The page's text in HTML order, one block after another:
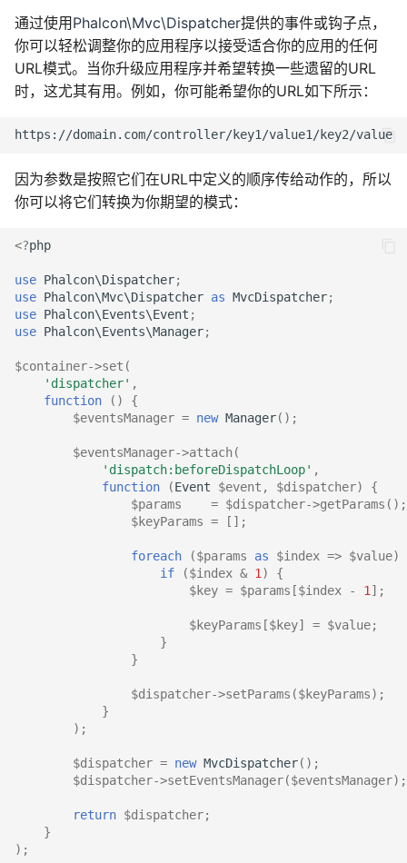
通过使用Phalcon\Mvc\Dispatcher提供的事件或钩子点，
你可以轻松调整你的应用程序以接受适合你的应用的任何
URL模式。当你升级应用程序并希望转换一些遗留的URL
时，这尤其有用。例如，你可能希望你的URL如下所示：
因为参数是按照它们在URL中定义的顺序传给动作的，所以
你可以将它们转换为你期望的模式：
<?php
use Phalcon\Dispatcher;
use Phalcon\Mvc\Dispatcher as MvcDispatcher;
use Phalcon\Events\Event ;
use Phalcon\Events\Manager;
$container->set (
'dispatcher' ,
function
()
{
$eventsManager = new Manager();
$eventsManager->attach(
'dispatch:beforeDispatchLoop' ,
function
(Event $event , $dispatcher)
{
$params
= $dispatcher->getParams ();
$keyParams = [];
foreach ($params as $index => $value)
if
($index & 1)
{
$key = $params [$index - 1];
$keyParams [$key] = $value;
}
}
$dispatcher->setParams ($keyParams);
}
);
$dispatcher = new MvcDispatcher();
$dispatcher->setEventsManager($eventsManager);
return $dispatcher;
}
);